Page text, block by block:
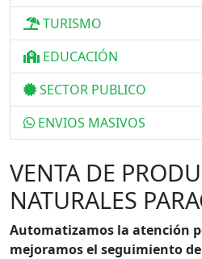
TURISMO
EDUCACIÓN
SECTOR PUBLICO
ENVIOS MASIVOS
VENTA DE
NATURALES
Automatizamos la atención
mejoramos el seguimiento